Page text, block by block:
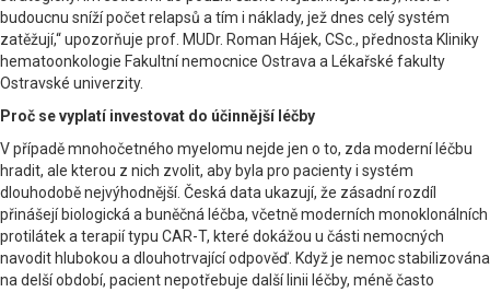
budoucnu sníží počet relapsů a tím i náklady, jež dnes celý systém
zatěžují,“ upozorňuje prof. MUDr. Roman Hájek, CSc., přednosta Kliniky
hematoonkologie Fakultní nemocnice Ostrava a Lékařské fakulty
Ostravské univerzity.
Proč se vyplatí investovat do účinnější léčby
V případě mnohočetného myelomu nejde jen o to, zda moderní léčbu
hradit, ale kterou z nich zvolit, aby byla pro pacienty i systém
dlouhodobě nejvýhodnější. Česká data ukazují, že zásadní rozdíl
přinášejí biologická a buněčná léčba, včetně moderních monoklonálních
protilátek a terapií typu CAR-T, které dokážou u části nemocných
navodit hlubokou a dlouhotrvající odpověď. Když je nemoc stabilizována
na delší období, pacient nepotřebuje další linii léčby, méně často